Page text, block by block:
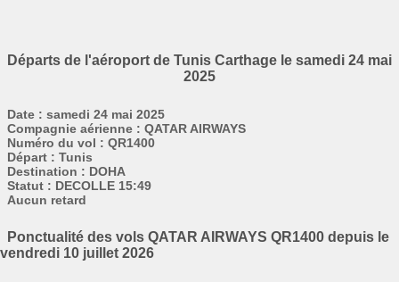
Départs de l'aéroport de Tunis Carthage le samedi 24 mai
2025
Date : samedi 24 mai 2025
Compagnie aérienne : QATAR AIRWAYS
Numéro du vol : QR1400
Départ : Tunis
Destination : DOHA
Statut : DECOLLE 15:49
Aucun retard
Ponctualité des vols QATAR AIRWAYS QR1400 depuis le
vendredi 10 juillet 2026